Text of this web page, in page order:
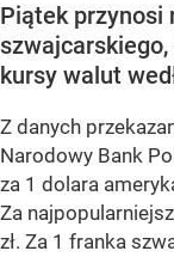
Piątek przynosi
kursy walut
Z danych
Narodowy Bank
za 1 dolara
Za
zł. Za 1 franka